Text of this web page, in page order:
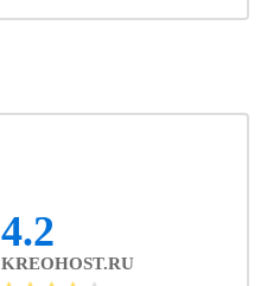
4.2
KREOHOST.RU